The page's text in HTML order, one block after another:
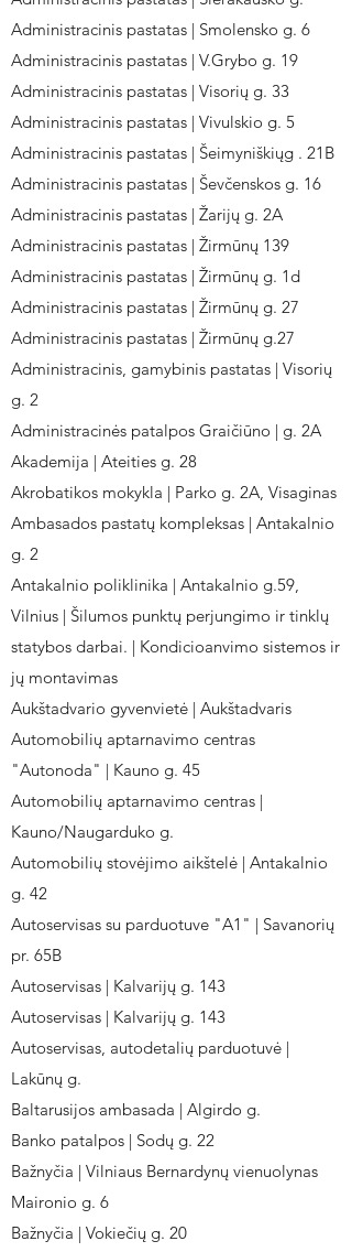
Administracinis pastatas | Smolensko g. 6
Administracinis pastatas | V.Grybo g. 19
Administracinis pastatas | Visorių g. 33
Administracinis pastatas | Vivulskio g. 5
Administracinis pastatas | Šeimyniškiųg . 21B
Administracinis pastatas | Ševčenskos g. 16
Administracinis pastatas | Žarijų g. 2A
Administracinis pastatas | Žirmūnų 139
Administracinis pastatas | Žirmūnų g. 1d
Administracinis pastatas | Žirmūnų g. 27
Administracinis pastatas | Žirmūnų g.27
Administracinis, gamybinis pastatas | Visorių
g. 2
Administracinės patalpos Graičiūno | g. 2A
Akademija | Ateities g. 28
Akrobatikos mokykla | Parko g. 2A, Visaginas
Ambasados pastatų kompleksas | Antakalnio
g. 2
Antakalnio poliklinika | Antakalnio g.59,
Vilnius | Šilumos punktų perjungimo ir tinklų
statybos darbai. | Kondicioanvimo sistemos ir
jų montavimas
Aukštadvario gyvenvietė | Aukštadvaris
Automobilių aptarnavimo centras
"Autonoda" | Kauno g. 45
Automobilių aptarnavimo centras |
Kauno/Naugarduko g.
Automobilių stovėjimo aikštelė | Antakalnio
g. 42
Autoservisas su parduotuve "A1" | Savanorių
pr. 65B
Autoservisas | Kalvarijų g. 143
Autoservisas | Kalvarijų g. 143
Autoservisas, autodetalių parduotuvė |
Lakūnų g.
Baltarusijos ambasada | Algirdo g.
Banko patalpos | Sodų g. 22
Bažnyčia | Vilniaus Bernardynų vienuolynas
Maironio g. 6
Bažnyčia | Vokiečių g. 20